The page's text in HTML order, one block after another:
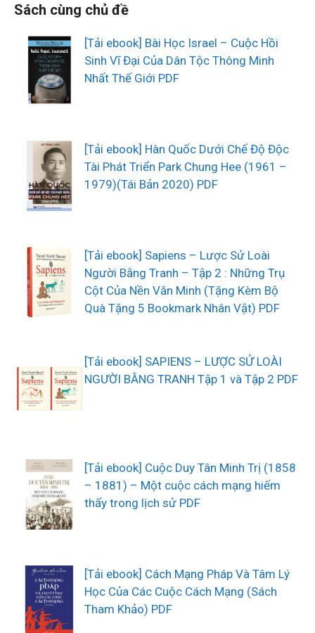
Sách cùng chủ đề
[Tải ebook] Bài Học Israel – Cuộc Hồi
Sinh Vĩ Đại Của Dân Tộc Thông Minh
Nhất Thế Giới PDF
[Tải ebook] Hàn Quốc Dưới Chế Độ Độc
Tài Phát Triển Park Chung Hee (1961 –
1979)(Tái Bản 2020) PDF
[Tải ebook] Sapiens – Lược Sử Loài
Người Bằng Tranh – Tập 2 : Những Trụ
Cột Của Nền Văn Minh (Tặng Kèm Bộ
Quà Tặng 5 Bookmark Nhân Vật) PDF
[Tải ebook] SAPIENS – LƯỢC SỬ LOÀI
NGƯỜI BẰNG TRANH Tập 1 và Tập 2 PDF
[Tải ebook] Cuộc Duy Tân Minh Trị (1858
– 1881) – Một cuộc cách mạng hiếm
thấy trong lịch sử PDF
[Tải ebook] Cách Mạng Pháp Và Tâm Lý
Học Của Các Cuộc Cách Mạng (Sách
Tham Khảo) PDF